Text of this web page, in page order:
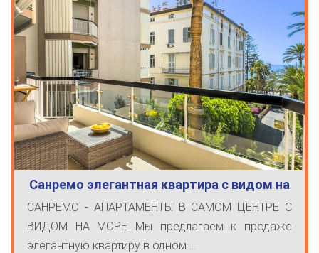
Санремо элегантная квартира с видом на
м…
САНРЕМО - АПАРТАМЕНТЫ В САМОМ ЦЕНТРЕ С
ВИДОМ НА МОРЕ Мы предлагаем к продаже
элегантную квартиру в одном ...